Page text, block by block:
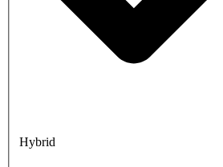
Hybrid